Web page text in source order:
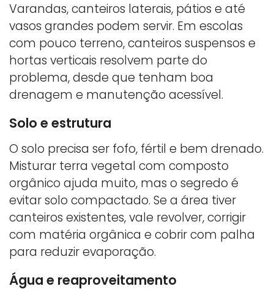
Varandas, canteiros laterais, pátios e até
vasos grandes podem servir. Em escolas
com pouco terreno, canteiros suspensos e
hortas verticais resolvem parte do
problema, desde que tenham boa
drenagem e manutenção acessível.
Solo e estrutura
O solo precisa ser fofo, fértil e bem drenado.
Misturar terra vegetal com composto
orgânico ajuda muito, mas o segredo é
evitar solo compactado. Se a área tiver
canteiros existentes, vale revolver, corrigir
com matéria orgânica e cobrir com palha
para reduzir evaporação.
Água e reaproveitamento